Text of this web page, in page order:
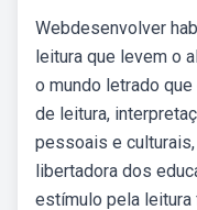
Webdesenvolver
leitura que levem o
o mundo letrado
de leitura,
pessoais e
libertadora dos
estímulo pela